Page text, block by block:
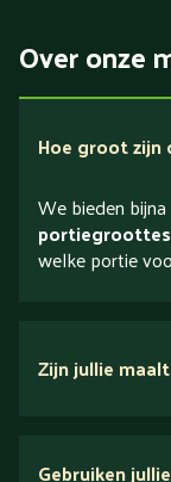
Over onze
Hoe groot zijn
We bieden
portiegroottes
welke portie
Zijn jullie
Gebruiken